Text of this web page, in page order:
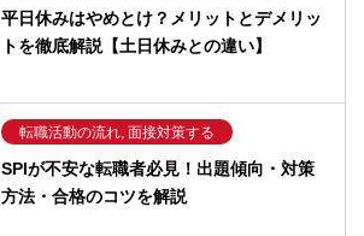
平日休みはやめとけ？メリットとデメリッ
トを徹底解説【土日休みとの違い】
転職活動の流れ, 面接対策する
SPIが不安な転職者必見！出題傾向・対策
方法・合格のコツを解説